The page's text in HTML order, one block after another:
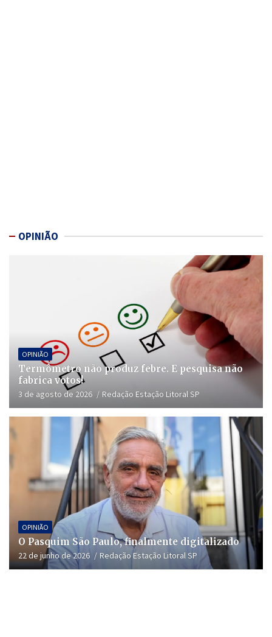
OPINIÃO
OPINIÃO
Termômetro não produz febre. E pesquisa não
fabrica votos!
3 de agosto de 2026 Redação Estação Litoral SP
OPINIÃO
O Pasquim São Paulo, finalmente digitalizado
22 de junho de 2026 Redação Estação Litoral SP